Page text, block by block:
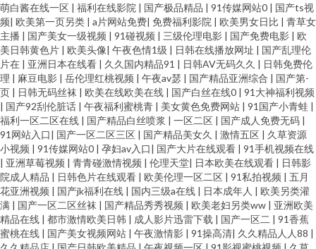
萌白酱在线一区 | 福利在线影院 | 国产极品精品 | 91传媒网站0 | 国产ts视
频| 欧美第一页另类 | a片网站免费| 免费福利影院 | 欧美男女日比 | 青草女
主播 | 国产美女一级视频 | 91碰视频 | 三级伦理电影 | 国产免费电影 | 欧
美日韩黄色片 | 欧美头像| 午夜色情1级 | 日韩在线播放网址 | 国产乱理伦
片在 | 亚洲日本在线看 | 久久国内精品91 | 日韩AV无码久久 | 日韩免费伦
理 | 麻豆电影 | 岳伦理红桃视频 | 午夜av瑟 | 国产精品亚洲综合 | 国产第-
页 | 日韩无码丝袜 | 欧美在线欧美在线 | 国产白丝在线0 | 91大神福利视频
| 国产92刮伦脏话 | 午夜福利蜜桃青 | 美女黄色免费网站 | 91国产小青蛙 |
福利一区二区在线 | 国产精品白丝喷浆 | 一区二区 | 国产成人免费无码 |
91网站入口| 国产一区二区三区 | 国产精品美女久 | 激情五区 | 久草资源
小视频 | 91传媒网站0 | 孕妇av入口| 国产大片在线观看 | 91手机视频在线
| 亚洲草莓视频 | 青青碰激情视频 | 伦理天堂| 日本欧美在线观看 | 日韩影
院成人精品 | 日韩色片在线观看 | 欧美伦理一区二区 | 91私拍视频 | 五月
花亚洲视频 | 国产jk福利在线 | 国内三级a在线 | 日本成年人 | 欧美另类灌
满 | 国产一区二区丝袜 | 国产精品秀秀视频 | 欧美老妇另类ww | 亚洲欧美
精品在线 | 都市激情欧美日韩 | 成人影片迅雷下载 | 国产一区二 | 91香蕉
蜜桃在线 | 国产美女视频网站 | 午夜激情影 | 91操高清| 久久精品人人88 |